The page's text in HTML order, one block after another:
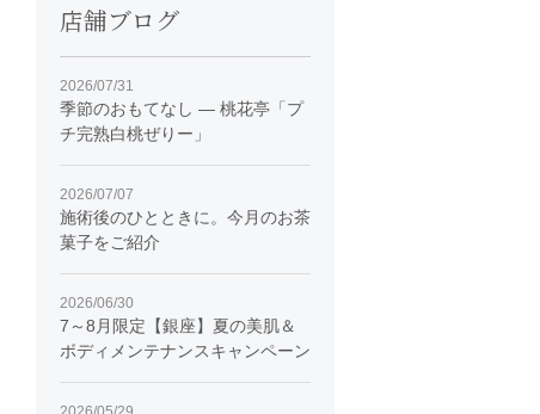
店舗ブログ
2026/07/31
季節のおもてなし ― 桃花亭「プ
チ完熟白桃ぜりー」
2026/07/07
施術後のひとときに。今月のお茶
菓子をご紹介
2026/06/30
7～8月限定【銀座】夏の美肌＆
ボディメンテナンスキャンペーン